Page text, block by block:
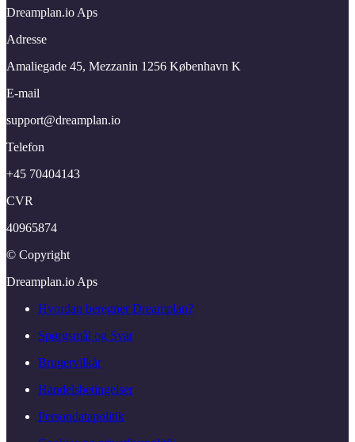
Dreamplan.io Aps
Adresse
Amaliegade 45,​ Mezzanin 1256 København K
E-mail
support@​dreamplan.​io
Telefon
+45 70404143
CVR
40965874
© Copyright
Dreamplan.​io Aps
Hvordan beregner Dreamplan?
Spørgsmål og Svar
Brugervilkår
Handelsbetingelser
Persondatapolitik